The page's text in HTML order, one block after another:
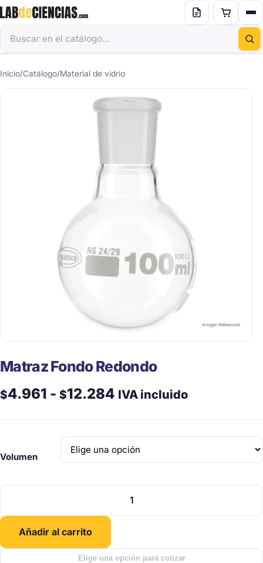
Inicio/Catálogo/Material de vidrio
Matraz Fondo Redondo
$4.961 - $12.284 Rango
de
precios:
desde
$4.961
hasta
IVA incluido
Volumen
Matraz
Redondo
cantidadAñadir al carrito
Elige una opción para cotizar